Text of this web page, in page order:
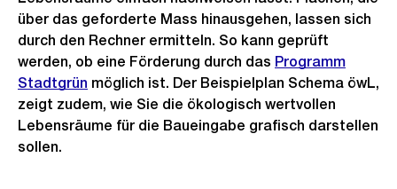
über das geforderte Mass hinausgehen, lassen sich
durch den Rechner ermitteln. So kann geprüft
werden, ob eine Förderung durch das Programm
Stadtgrün möglich ist. Der Beispielplan Schema öwL,
zeigt zudem, wie Sie die ökologisch wertvollen
Lebensräume für die Baueingabe grafisch darstellen
sollen.